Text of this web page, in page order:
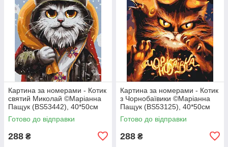
Картина за номерами - Котик
святий Миколай ©Маріанна
Пащук (BS53442), 40*50см
без коробки
Готово до відправки
288 ₴
Картина за номерами - Котик
з Чорнобаївики ©Маріанна
Пащук (BS53125), 40*50см
без коробки
Готово до відправки
288 ₴